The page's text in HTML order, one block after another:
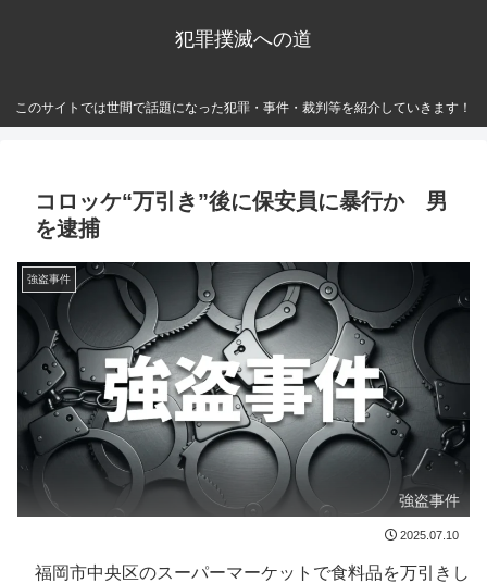
犯罪撲滅への道
このサイトでは世間で話題になった犯罪・事件・裁判等を紹介していきます！
コロッケ“万引き”後に保安員に暴行か 男
を逮捕
強盗事件
強盗事件
2025.07.10
福岡市中央区のスーパーマーケットで食料品を万引きし